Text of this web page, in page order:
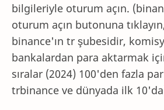
bilgileriyle oturum açın.
oturum açın butonuna
binance'ın tr şubesidir,
bankalardan para aktarmak
sıralar (2024) 100'den fazla
trbinance ve dünyada ilk